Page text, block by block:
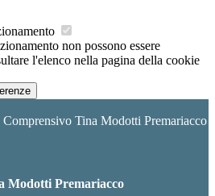
non possono essere
l'elenco nella pagina della cookie
Tina Modotti Premariacco
Modotti Premariacco